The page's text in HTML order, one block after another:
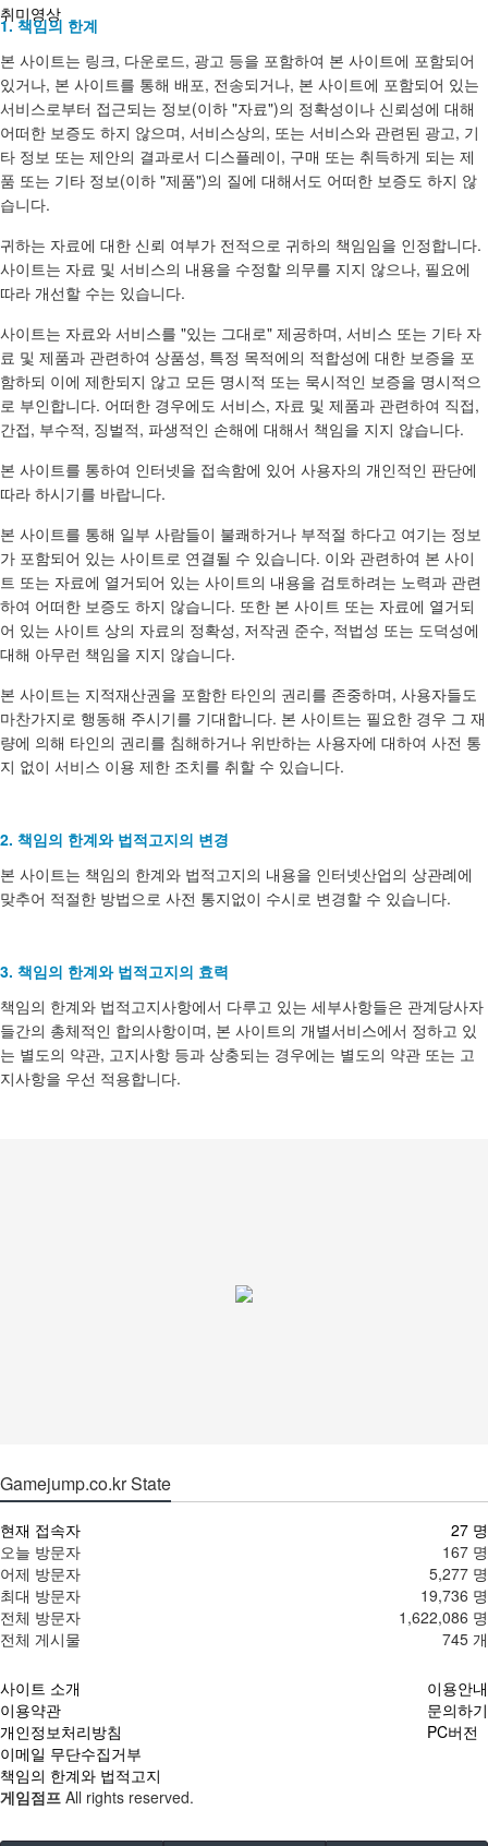
취미영상
1. 책임의 한계
본 사이트는 링크, 다운로드, 광고 등을 포함하여 본 사이트에 포함되어
있거나, 본 사이트를 통해 배포, 전송되거나, 본 사이트에 포함되어 있는
서비스로부터 접근되는 정보(이하 "자료")의 정확성이나 신뢰성에 대해
어떠한 보증도 하지 않으며, 서비스상의, 또는 서비스와 관련된 광고, 기
타 정보 또는 제안의 결과로서 디스플레이, 구매 또는 취득하게 되는 제
품 또는 기타 정보(이하 "제품")의 질에 대해서도 어떠한 보증도 하지 않
습니다.
귀하는 자료에 대한 신뢰 여부가 전적으로 귀하의 책임임을 인정합니다.
사이트는 자료 및 서비스의 내용을 수정할 의무를 지지 않으나, 필요에
따라 개선할 수는 있습니다.
사이트는 자료와 서비스를 "있는 그대로" 제공하며, 서비스 또는 기타 자
료 및 제품과 관련하여 상품성, 특정 목적에의 적합성에 대한 보증을 포
함하되 이에 제한되지 않고 모든 명시적 또는 묵시적인 보증을 명시적으
로 부인합니다. 어떠한 경우에도 서비스, 자료 및 제품과 관련하여 직접,
간접, 부수적, 징벌적, 파생적인 손해에 대해서 책임을 지지 않습니다.
본 사이트를 통하여 인터넷을 접속함에 있어 사용자의 개인적인 판단에
따라 하시기를 바랍니다.
본 사이트를 통해 일부 사람들이 불쾌하거나 부적절 하다고 여기는 정보
가 포함되어 있는 사이트로 연결될 수 있습니다. 이와 관련하여 본 사이
트 또는 자료에 열거되어 있는 사이트의 내용을 검토하려는 노력과 관련
하여 어떠한 보증도 하지 않습니다. 또한 본 사이트 또는 자료에 열거되
어 있는 사이트 상의 자료의 정확성, 저작권 준수, 적법성 또는 도덕성에
대해 아무런 책임을 지지 않습니다.
본 사이트는 지적재산권을 포함한 타인의 권리를 존중하며, 사용자들도
마찬가지로 행동해 주시기를 기대합니다. 본 사이트는 필요한 경우 그 재
량에 의해 타인의 권리를 침해하거나 위반하는 사용자에 대하여 사전 통
지 없이 서비스 이용 제한 조치를 취할 수 있습니다.
2. 책임의 한계와 법적고지의 변경
본 사이트는 책임의 한계와 법적고지의 내용을 인터넷산업의 상관례에
맞추어 적절한 방법으로 사전 통지없이 수시로 변경할 수 있습니다.
3. 책임의 한계와 법적고지의 효력
책임의 한계와 법적고지사항에서 다루고 있는 세부사항들은 관계당사자
들간의 총체적인 합의사항이며, 본 사이트의 개별서비스에서 정하고 있
는 별도의 약관, 고지사항 등과 상충되는 경우에는 별도의 약관 또는 고
지사항을 우선 적용합니다.
Gamejump.co.kr State
현재 접속자
27 명
오늘 방문자
167 명
어제 방문자
5,277 명
최대 방문자
19,736 명
전체 방문자
1,622,086 명
전체 게시물
745 개
사이트 소개
이용약관
개인정보처리방침
이메일 무단수집거부
책임의 한계와 법적고지
이용안내
문의하기
PC버전
게임점프 All rights reserved.